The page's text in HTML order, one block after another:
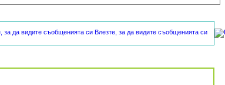
Влезте, за да видите съобщенията си